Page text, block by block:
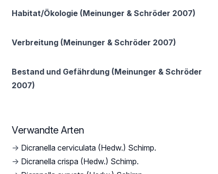
Habitat/Ökologie (Meinunger & Schröder 2007)
Verbreitung (Meinunger & Schröder 2007)
Bestand und Gefährdung (Meinunger & Schröder
2007)
Verwandte Arten
→ Dicranella cerviculata (Hedw.) Schimp.
→ Dicranella crispa (Hedw.) Schimp.